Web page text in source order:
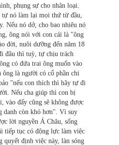
phụng sự cho nhân loại.
nó làm lại mọi thứ từ đầu,
Nếu nó dở, cho bao nhiêu nó
ông nói với con cái là "ông
đời, nuôi dưỡng đến năm 18
đâu thì tuỳ, tự chịu trách
có đứa trai ông muốn vào
ông là người có cổ phần chi
"nếu con thích thì hãy tự đi
Nếu cha giúp thì con bị
vào đấy cũng sẽ không được
danh còn khó hơn". Vì suy
lời nguyền Á Châu, sống
tiếp tục có động lực làm việc
quyết định việc này, làn sóng